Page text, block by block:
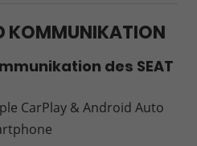
KOMMUNIKATION
des SEAT
CarPlay & Android Auto